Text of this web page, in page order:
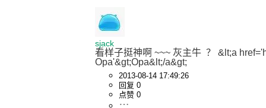
sjack
看样子挺神啊 ~~~ 灰主牛  ？ &lt;a
Opa'&gt;Opa&lt;/a&gt;
2013-08-14 17:49:26
回复 0
点赞 0